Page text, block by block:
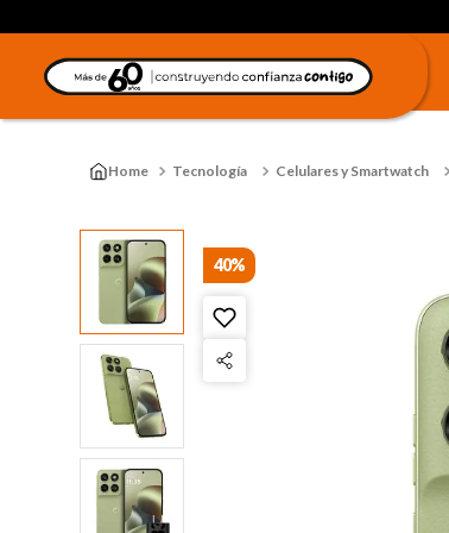
Tecnología Celulares y Smartwatch
40%